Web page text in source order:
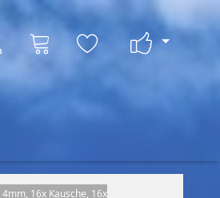
16x Kausche, 16x